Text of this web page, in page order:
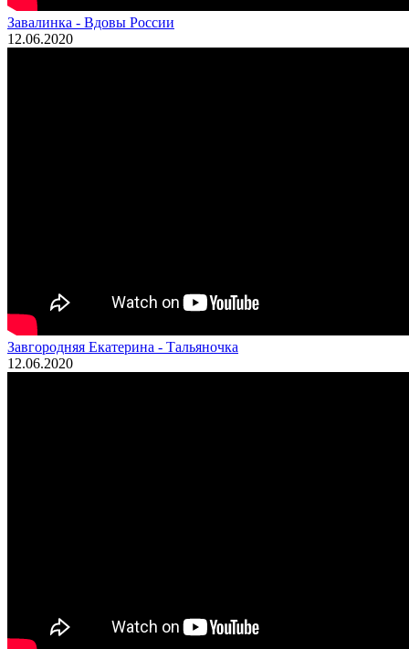
Завалинка - Вдовы России
12.06.2020
Завгородняя Екатерина - Тальяночка
12.06.2020